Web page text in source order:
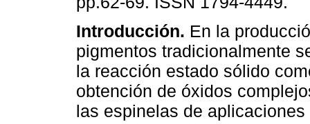
Introducción. En la
pigmentos tradicionalmente
la reacción estado sólido
obtención de óxidos
las espinelas de